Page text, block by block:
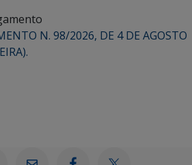
N. 98/2026, DE 4 DE AGOSTO